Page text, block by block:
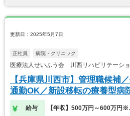
更新日：2025年5月7日
正社員 病院・クリニック
医療法人せいふう会 川西リハビリテーシ
【兵庫県川西市】管理職候補
通勤OK／新設移転の療養型病
給与 【年収】500万円～600万円